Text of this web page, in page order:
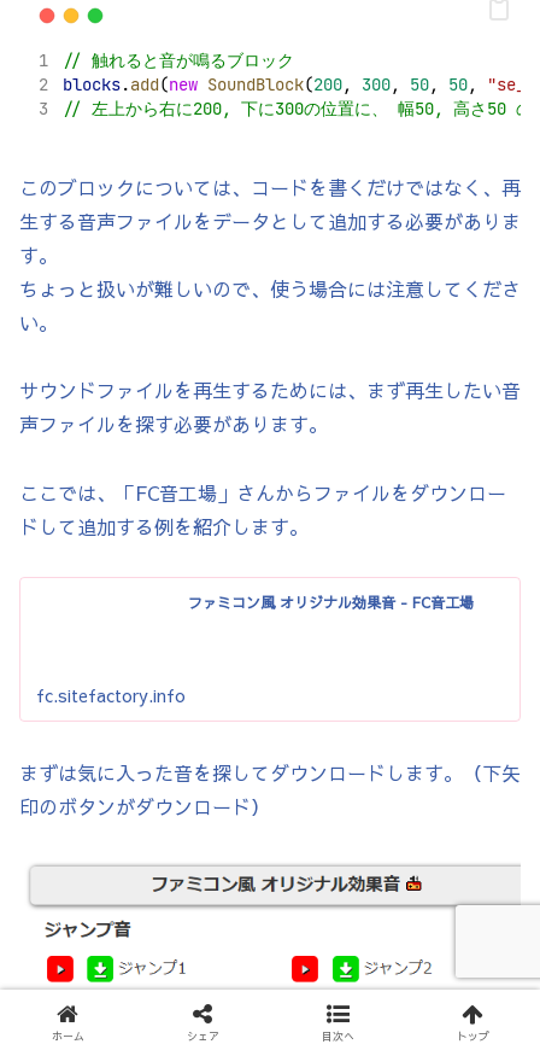
// 触れると音が鳴るブロック
blocks.add(new SoundBlock(200, 300, 50, 50,
// 左上から右に200, 下に300の位置に、 幅50, 高さ50 の
このブロックについては、コードを書くだけではなく、再
生する音声ファイルをデータとして追加する必要がありま
す。
ちょっと扱いが難しいので、使う場合には注意してくださ
い。
サウンドファイルを再生するためには、まず再生したい音
声ファイルを探す必要があります。
ここでは、「FC音工場」さんからファイルをダウンロー
ドして追加する例を紹介します。
ファミコン風 オリジナル効果音 - FC音工場
fc.sitefactory.info
まずは気に入った音を探してダウンロードします。（下矢
印のボタンがダウンロード）
ホーム シェア 目次へ トップ